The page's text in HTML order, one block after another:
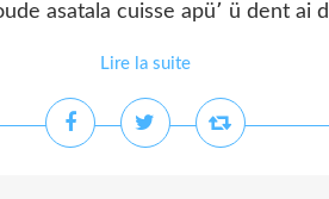
asatala cuisse apü՚ ü dent ai
Lire la suite